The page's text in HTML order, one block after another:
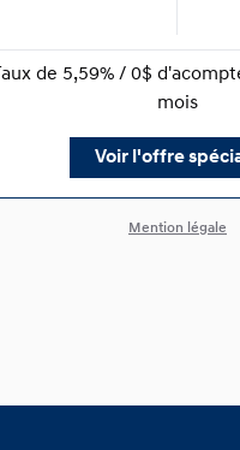
Taux de 5,59% / 0$
mois
Voir l'offre
Mention légale